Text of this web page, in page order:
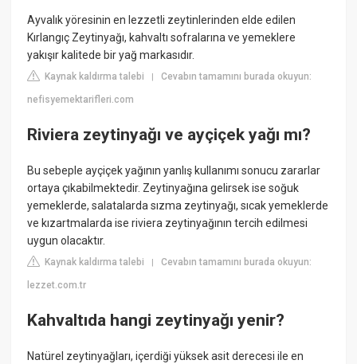
Ayvalık yöresinin en lezzetli zeytinlerinden elde edilen
Kırlangıç Zeytinyağı, kahvaltı sofralarına ve yemeklere
yakışır kalitede bir yağ markasıdır.
Kaynak kaldırma talebi |Cevabın tamamını burada okuyun:
nefisyemektarifleri.com
Riviera zeytinyağı ve ayçiçek yağı mı?
Bu sebeple ayçiçek yağının yanlış kullanımı sonucu zararlar
ortaya çıkabilmektedir. Zeytinyağına gelirsek ise soğuk
yemeklerde, salatalarda sızma zeytinyağı, sıcak yemeklerde
ve kızartmalarda ise riviera zeytinyağının tercih edilmesi
uygun olacaktır.
Kaynak kaldırma talebi |Cevabın tamamını burada okuyun:
lezzet.com.tr
Kahvaltıda hangi zeytinyağı yenir?
Natürel zeytinyağları, içerdiği yüksek asit derecesi ile en